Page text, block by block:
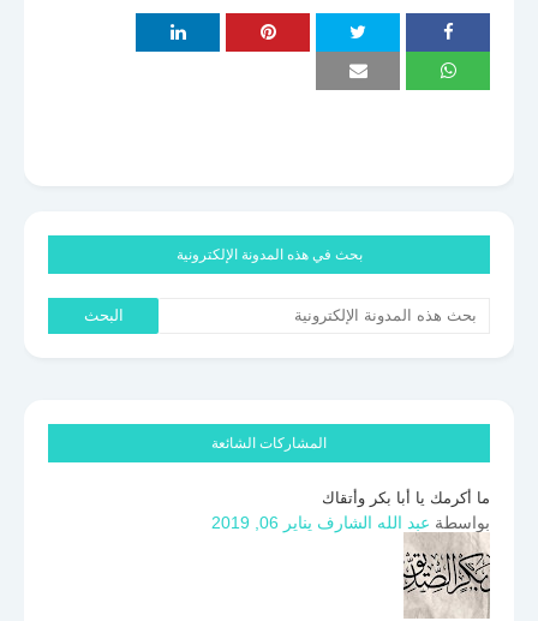
بحث في هذه المدونة الإلكترونية
المشاركات الشائعة
ما أكرمك يا أبا بكر وأتقاك
بواسطة عبد الله الشارف يناير 06, 2019